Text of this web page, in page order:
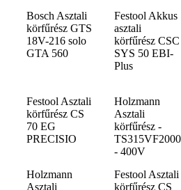
Bosch Asztali
körfűrész GTS
18V-216 solo
GTA 560
Festool Akkus
asztali
körfűrész CSC
SYS 50 EBI-
Plus
Festool Asztali
körfűrész CS
70 EG
PRECISIO
Holzmann
Asztali
körfűrész -
TS315VF2000
- 400V
Holzmann
Asztali
Festool Asztali
körfűrész CS